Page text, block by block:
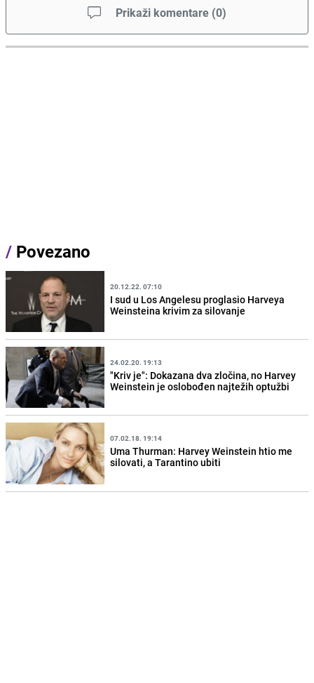
Prikaži komentare (0)
/ Povezano
20.12.22. 07:10
I sud u Los Angelesu proglasio Harveya
Weinsteina krivim za silovanje
24.02.20. 19:13
"Kriv je": Dokazana dva zločina, no Harvey
Weinstein je oslobođen najtežih optužbi
07.02.18. 19:14
Uma Thurman: Harvey Weinstein htio me
silovati, a Tarantino ubiti